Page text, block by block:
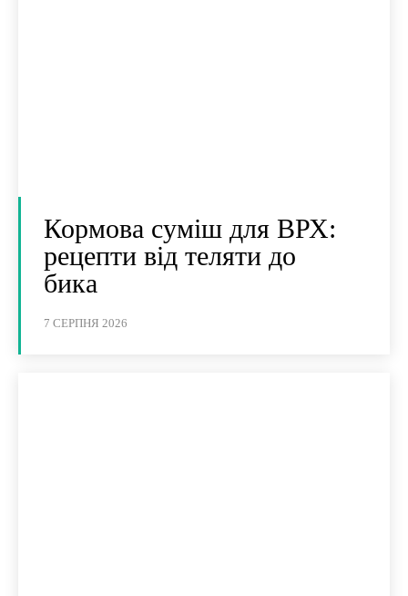
Кормова суміш для ВРХ:
рецепти від теляти до
бика
7 СЕРПНЯ 2026